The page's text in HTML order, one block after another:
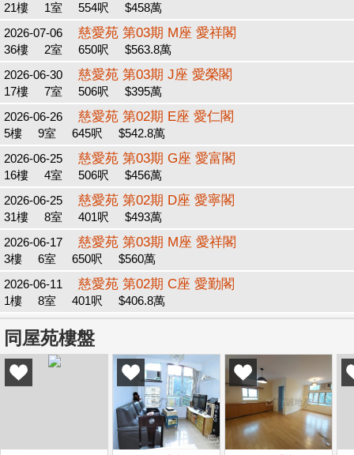
21樓 1室 554呎
$458萬
2026-07-06
慈愛苑 第03期 M座 愛祥閣
36樓 2室 650呎
$563.8萬
2026-06-30
慈愛苑 第03期 J座 愛榮閣
17樓 7室 506呎
$395萬
2026-06-26
慈愛苑 第02期 E座 愛仁閣
5樓 9室 645呎
$542.8萬
2026-06-25
慈愛苑 第03期 G座 愛富閣
16樓 4室 506呎
$456萬
2026-06-25
慈愛苑 第02期 D座 愛寧閣
31樓 8室 401呎
$493萬
2026-06-17
慈愛苑 第03期 M座 愛祥閣
3樓 6室 650呎
$560萬
2026-06-11
慈愛苑 第02期 C座 愛勤閣
1樓 8室 401呎 $406.8萬
同屋苑樓盤